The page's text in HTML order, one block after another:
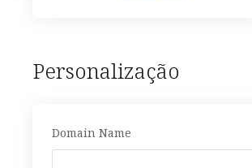
Personalização
Domain Name